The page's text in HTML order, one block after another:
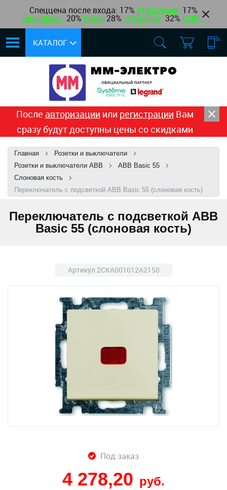
Спеццена после входа: 17% AtlasDesign 17%
Теплолюкс, 20% Kranz 28% ArtGallery 32% CHINT
КАТАЛОГ
После авторизации или регистрации Вам
сразу будут доступны цены со скидками
Главная
Розетки и выключатели
Розетки и выключатели ABB
ABB Basic 55
Слоновая кость
Переключатель с подсветкой ABB Basic 55 (слоновая кость)
Переключатель с подсветкой ABB
Basic 55 (слоновая кость)
Артикул 2CKA001012A2150
Под заказ
4 278,20 руб.